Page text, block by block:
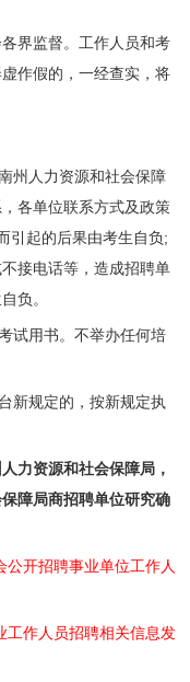
界监督。工作人员和考
作假的，一经查实，将
人力资源和社会保障
各单位联系方式及政策
引起的后果由考生自负;
接电话等，造成招聘单
负。
用书。不举办任何培
规定的，按新规定执
力资源和社会保障局，
障局商招聘单位研究确
开招聘事业单位工作人
工作人员招聘相关信息发